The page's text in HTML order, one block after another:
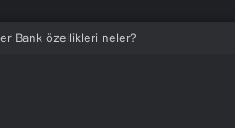
Bank özellikleri neler?